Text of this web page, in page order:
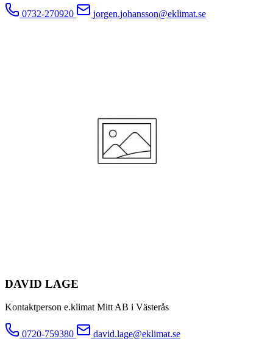
0732-270920 jorgen.johansson@eklimat.se
DAVID LAGE
Kontaktperson e.klimat Mitt AB i Västerås
0720-759380 david.lage@eklimat.se